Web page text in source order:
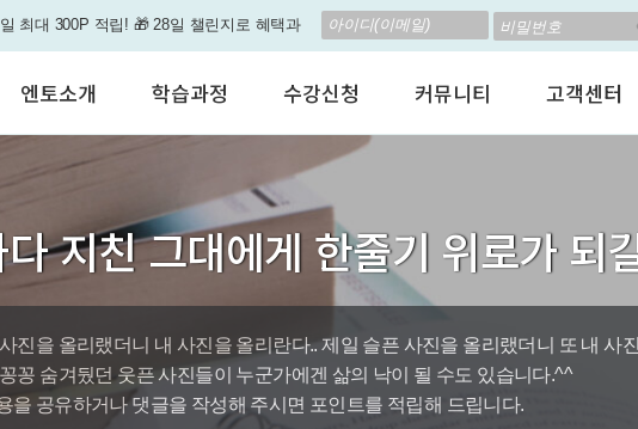
최대 300P 적립! 🎁 28일 챌린지로 혜택과
시에 잡으세요
자신문이 개인 맞춤형 뉴스로 놀랍게 개편 되
토영어 학습앱 '지원이'가 회원님의 개인비서
태어났습니다.
세상에 단 하나뿐인 나의 첫 영문 저서 무료,
오픈이벤트
서비스안내
회사소개
성인영어회화
비즈니스영어
인터뷰영어
수업교재안내
수강료안내
자율수강신청
AI 수강신청
그룹수업신청
AI뉴스룸
대박이벤트
퀘스트랭킹 🏆
멤버쉽
엔토소개 학습과정 수강신청 커뮤니티 고객센터
다 지친 그대에게 한줄기 위로가
진을 올리랬더니 내 사진을 올리란다.. 제일 슬픈 사진을 올리랬더니 또 내 사
꽁 숨겨뒀던 웃픈 사진들이 누군가에겐 삶의 낙이 될 수도 있습니다.^^
을 공유하거나 댓글을 작성해 주시면 포인트를 적립해 드립니다.